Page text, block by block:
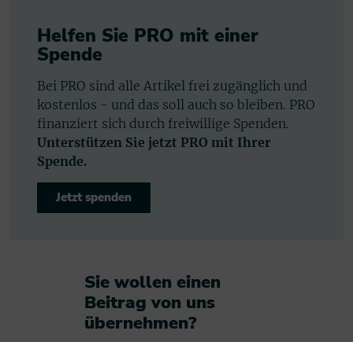
Helfen Sie PRO mit einer
Spende
Bei PRO sind alle Artikel frei zugänglich und
kostenlos - und das soll auch so bleiben. PRO
finanziert sich durch freiwillige Spenden.
Unterstützen Sie jetzt PRO mit Ihrer
Spende.
Jetzt spenden
Sie wollen einen
Beitrag von uns
übernehmen?​